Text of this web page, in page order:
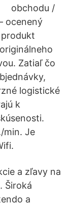
obchodu /
ocenený
Zatiaľ čo
logistické
k
min. Je
a zľavy na
Široká
a